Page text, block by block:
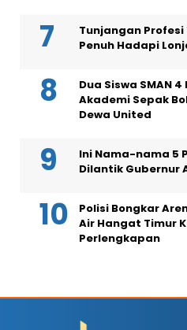
Tunjangan
Penuh Hadapi
Dua Siswa SMAN
Akademi Sepak
Dewa United
Ini Nama-nama 5
Dilantik Gubernur
Polisi Bongkar
Air Hangat Timur
Perlengkapan